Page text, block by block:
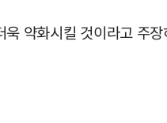
약화시킬 것이라고 주